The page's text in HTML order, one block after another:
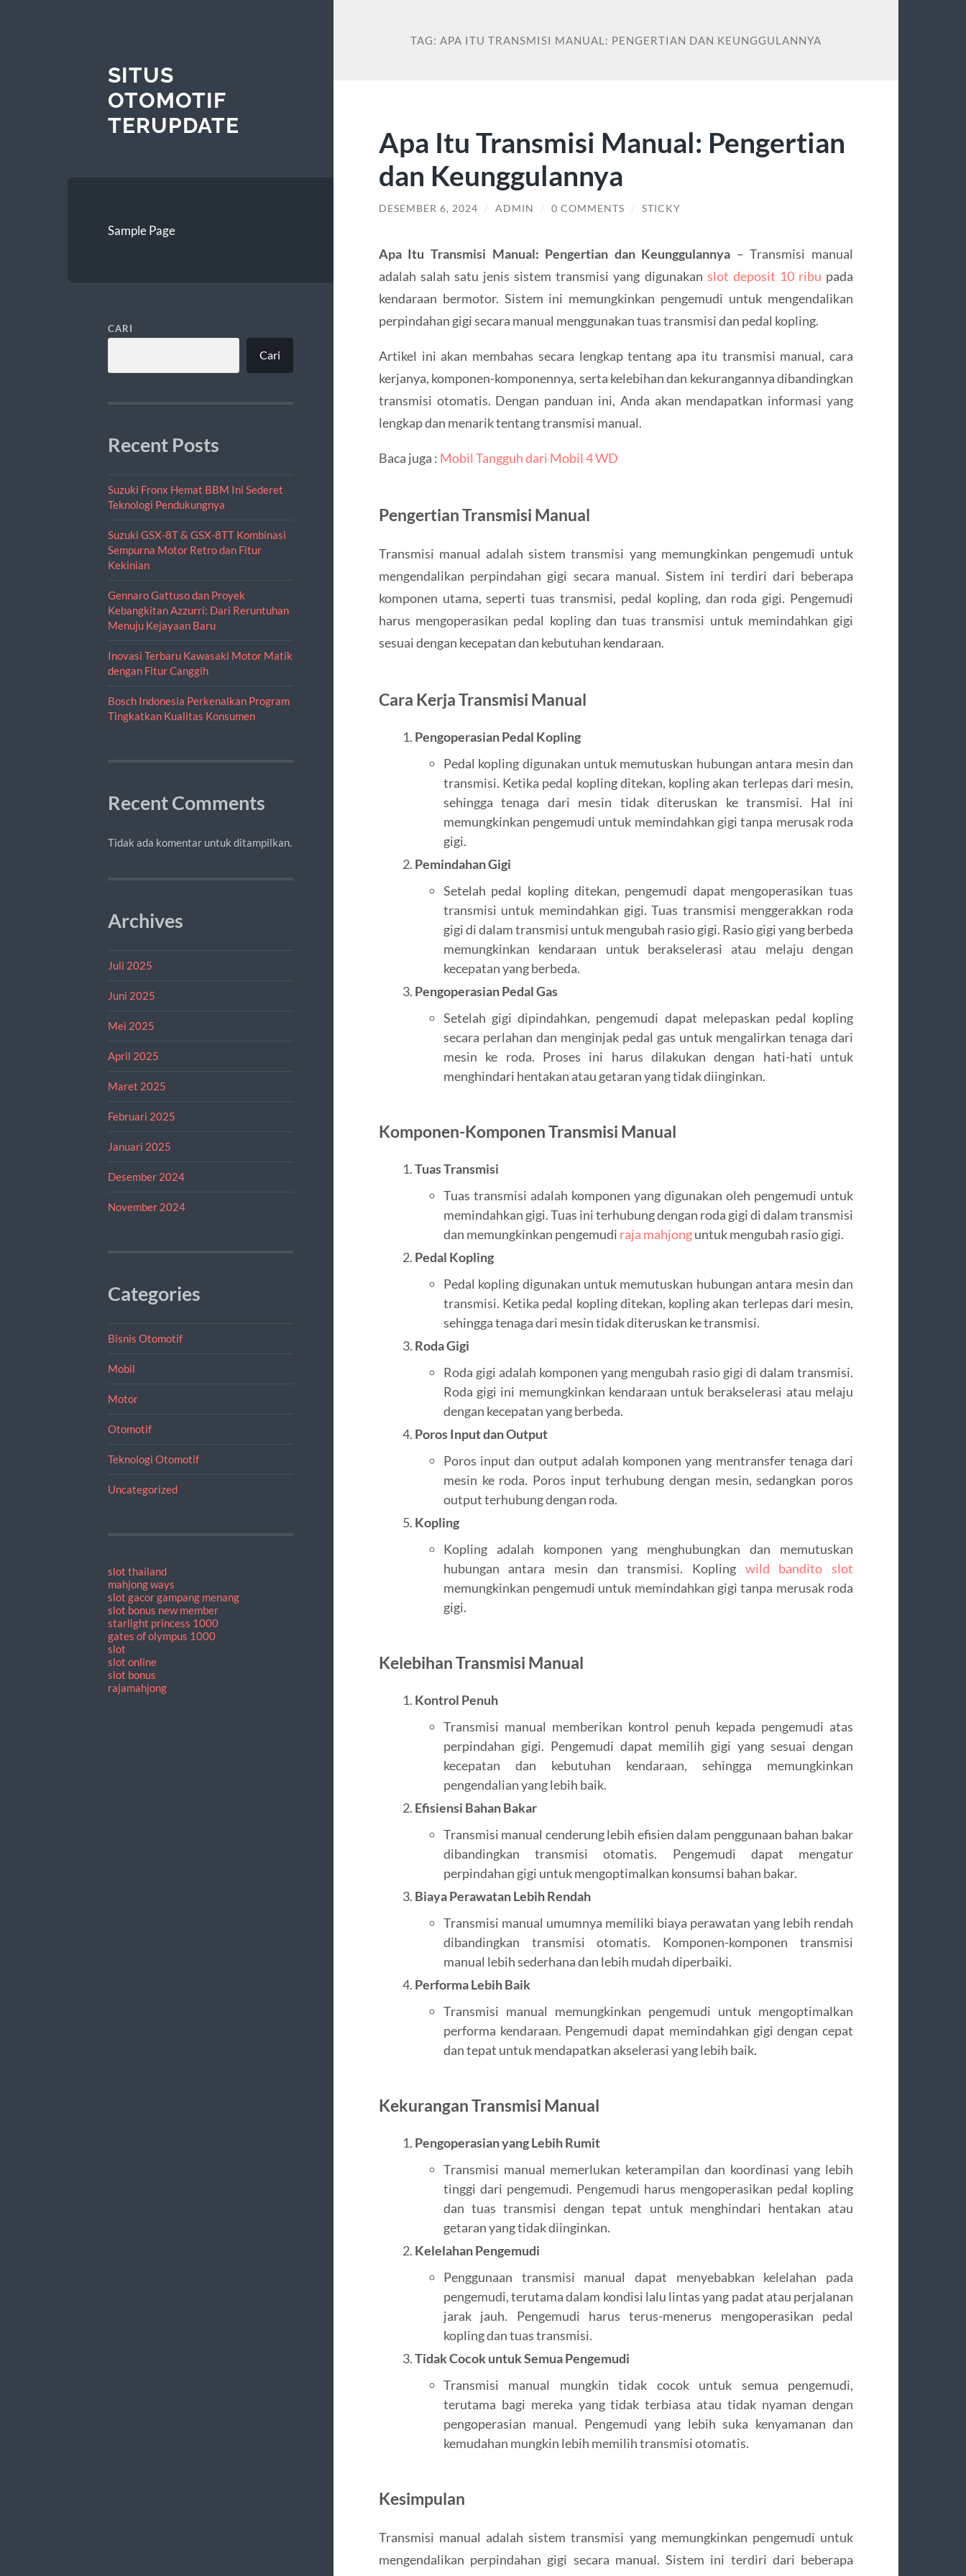
SITUS
OTOMOTIF
TERUPDATE
Sample Page
CARI
Cari
Recent Posts
Suzuki Fronx Hemat BBM Ini Sederet
Teknologi Pendukungnya
Suzuki GSX-8T & GSX-8TT Kombinasi
Sempurna Motor Retro dan Fitur
Kekinian
Gennaro Gattuso dan Proyek
Kebangkitan Azzurri: Dari Reruntuhan
Menuju Kejayaan Baru
Inovasi Terbaru Kawasaki Motor Matik
dengan Fitur Canggih
Bosch Indonesia Perkenalkan Program
Tingkatkan Kualitas Konsumen
Recent Comments
Tidak ada komentar untuk ditampilkan.
Archives
Juli 2025
Juni 2025
Mei 2025
April 2025
Maret 2025
Februari 2025
Januari 2025
Desember 2024
November 2024
Categories
Bisnis Otomotif
Mobil
Motor
Otomotif
Teknologi Otomotif
Uncategorized
slot thailand
mahjong ways
slot gacor gampang menang
slot bonus new member
starlight princess 1000
gates of olympus 1000
slot
slot online
slot bonus
rajamahjong
TAG: APA ITU TRANSMISI MANUAL: PENGERTIAN DAN KEUNGGULANNYA
Apa Itu Transmisi Manual: Pengertian
dan Keunggulannya
DESEMBER 6, 2024 / ADMIN / 0 COMMENTS / STICKY
Apa Itu Transmisi Manual: Pengertian dan Keunggulannya – Transmisi manual
adalah salah satu jenis sistem transmisi yang digunakan slot deposit 10 ribu pada
kendaraan bermotor. Sistem ini memungkinkan pengemudi untuk mengendalikan
perpindahan gigi secara manual menggunakan tuas transmisi dan pedal kopling.
Artikel ini akan membahas secara lengkap tentang apa itu transmisi manual, cara
kerjanya, komponen-komponennya, serta kelebihan dan kekurangannya dibandingkan
transmisi otomatis. Dengan panduan ini, Anda akan mendapatkan informasi yang
lengkap dan menarik tentang transmisi manual.
Baca juga : Mobil Tangguh dari Mobil 4 WD
Pengertian Transmisi Manual
Transmisi manual adalah sistem transmisi yang memungkinkan pengemudi untuk
mengendalikan perpindahan gigi secara manual. Sistem ini terdiri dari beberapa
komponen utama, seperti tuas transmisi, pedal kopling, dan roda gigi. Pengemudi
harus mengoperasikan pedal kopling dan tuas transmisi untuk memindahkan gigi
sesuai dengan kecepatan dan kebutuhan kendaraan.
Cara Kerja Transmisi Manual
Pengoperasian Pedal Kopling
Pedal kopling digunakan untuk memutuskan hubungan antara mesin dan
transmisi. Ketika pedal kopling ditekan, kopling akan terlepas dari mesin,
sehingga tenaga dari mesin tidak diteruskan ke transmisi. Hal ini
memungkinkan pengemudi untuk memindahkan gigi tanpa merusak roda
gigi.
Pemindahan Gigi
Setelah pedal kopling ditekan, pengemudi dapat mengoperasikan tuas
transmisi untuk memindahkan gigi. Tuas transmisi menggerakkan roda
gigi di dalam transmisi untuk mengubah rasio gigi. Rasio gigi yang berbeda
memungkinkan kendaraan untuk berakselerasi atau melaju dengan
kecepatan yang berbeda.
Pengoperasian Pedal Gas
Setelah gigi dipindahkan, pengemudi dapat melepaskan pedal kopling
secara perlahan dan menginjak pedal gas untuk mengalirkan tenaga dari
mesin ke roda. Proses ini harus dilakukan dengan hati-hati untuk
menghindari hentakan atau getaran yang tidak diinginkan.
Komponen-Komponen Transmisi Manual
Tuas Transmisi
Tuas transmisi adalah komponen yang digunakan oleh pengemudi untuk
memindahkan gigi. Tuas ini terhubung dengan roda gigi di dalam transmisi
dan memungkinkan pengemudi raja mahjonguntuk mengubah rasio gigi.
Pedal Kopling
Pedal kopling digunakan untuk memutuskan hubungan antara mesin dan
transmisi. Ketika pedal kopling ditekan, kopling akan terlepas dari mesin,
sehingga tenaga dari mesin tidak diteruskan ke transmisi.
Roda Gigi
Roda gigi adalah komponen yang mengubah rasio gigi di dalam transmisi.
Roda gigi ini memungkinkan kendaraan untuk berakselerasi atau melaju
dengan kecepatan yang berbeda.
Poros Input dan Output
Poros input dan output adalah komponen yang mentransfer tenaga dari
mesin ke roda. Poros input terhubung dengan mesin, sedangkan poros
output terhubung dengan roda.
Kopling
Kopling adalah komponen yang menghubungkan dan memutuskan
hubungan antara mesin dan transmisi. Kopling wild bandito slot
memungkinkan pengemudi untuk memindahkan gigi tanpa merusak roda
gigi.
Kelebihan Transmisi Manual
Kontrol Penuh
Transmisi manual memberikan kontrol penuh kepada pengemudi atas
perpindahan gigi. Pengemudi dapat memilih gigi yang sesuai dengan
kecepatan dan kebutuhan kendaraan, sehingga memungkinkan
pengendalian yang lebih baik.
Efisiensi Bahan Bakar
Transmisi manual cenderung lebih efisien dalam penggunaan bahan bakar
dibandingkan transmisi otomatis. Pengemudi dapat mengatur
perpindahan gigi untuk mengoptimalkan konsumsi bahan bakar.
Biaya Perawatan Lebih Rendah
Transmisi manual umumnya memiliki biaya perawatan yang lebih rendah
dibandingkan transmisi otomatis. Komponen-komponen transmisi
manual lebih sederhana dan lebih mudah diperbaiki.
Performa Lebih Baik
Transmisi manual memungkinkan pengemudi untuk mengoptimalkan
performa kendaraan. Pengemudi dapat memindahkan gigi dengan cepat
dan tepat untuk mendapatkan akselerasi yang lebih baik.
Kekurangan Transmisi Manual
Pengoperasian yang Lebih Rumit
Transmisi manual memerlukan keterampilan dan koordinasi yang lebih
tinggi dari pengemudi. Pengemudi harus mengoperasikan pedal kopling
dan tuas transmisi dengan tepat untuk menghindari hentakan atau
getaran yang tidak diinginkan.
Kelelahan Pengemudi
Penggunaan transmisi manual dapat menyebabkan kelelahan pada
pengemudi, terutama dalam kondisi lalu lintas yang padat atau perjalanan
jarak jauh. Pengemudi harus terus-menerus mengoperasikan pedal
kopling dan tuas transmisi.
Tidak Cocok untuk Semua Pengemudi
Transmisi manual mungkin tidak cocok untuk semua pengemudi,
terutama bagi mereka yang tidak terbiasa atau tidak nyaman dengan
pengoperasian manual. Pengemudi yang lebih suka kenyamanan dan
kemudahan mungkin lebih memilih transmisi otomatis.
Kesimpulan
Transmisi manual adalah sistem transmisi yang memungkinkan pengemudi untuk
mengendalikan perpindahan gigi secara manual. Sistem ini terdiri dari beberapa